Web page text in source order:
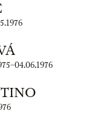
–04.06.1976